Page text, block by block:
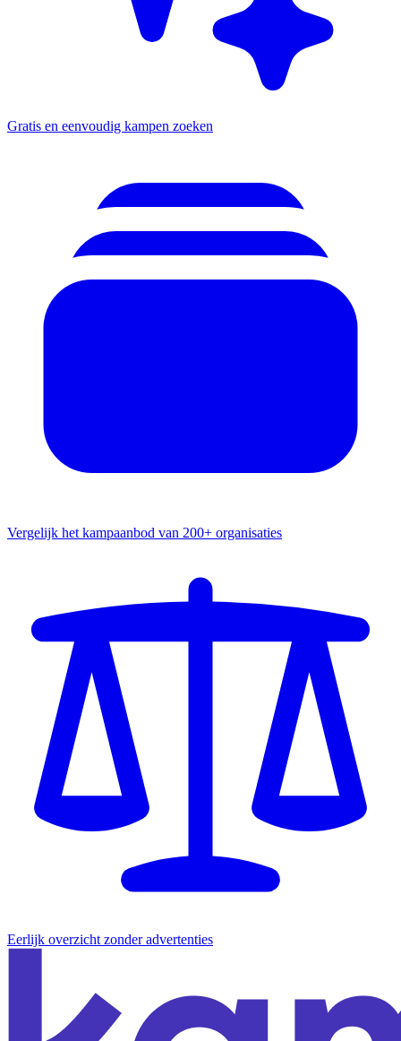
Gratis en eenvoudig kampen zoeken
Vergelijk het kampaanbod van 200+ organisaties
Eerlijk overzicht zonder advertenties